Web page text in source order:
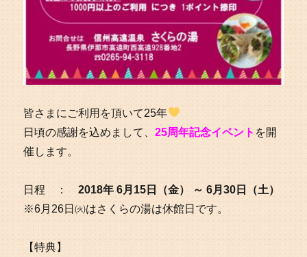
皆さまにご利用を頂いて25年
日頃の感謝を込めまして、25周年記念イベント を開
催します。
日程 ：2018年 6月15日（金） ～ 6月30日（土）
※6月26日㈫はさくらの湯は休館日です。
【特典】